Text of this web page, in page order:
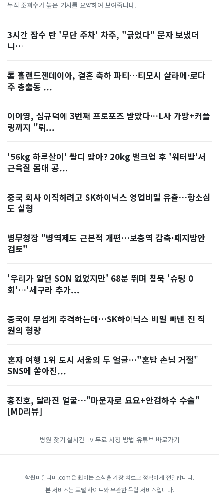
누적 조회수가 높은 기사를 요약하여 보여줍니다.
3시간 잠수 탄 '무단 주차' 차주, "긁었다" 문자 보냈더
니…
톰 홀랜드젠데이아, 결혼 축하 파티…티모시 샬라메·로다
주 총출동 ...
이아영, 심규덕에 3번째 프로포즈 받았다…L사 가방+커플
링까지 "뤼...
'56kg 하루살이' 쌈디 맞아? 20kg 벌크업 후 '워터밤'서
근육질 몸매 공...
중국 회사 이직하려고 SK하이닉스 영업비밀 유출…항소심
도 실형
병무청장 "병역제도 근본적 개편…보충역 감축·폐지방안
검토"
'우리가 알던 SON 없었지만' 68분 뛰며 침묵 '슈팅 0
회'…'세구라 추가...
중국이 무섭게 추격하는데…SK하이닉스 비밀 빼낸 전 직
원의 형량
혼자 여행 1위 도시 서울의 두 얼굴…"혼밥 손님 거절"
SNS에 쏟아진...
홍진호, 달라진 얼굴…"마운자로 요요+안검하수 수술"
[MD리뷰]
병원 찾기 실시간 TV 무료 시청 방법 유튜브 바로가기
학원비알리미.com은 원하는 소식을 가장 빠르고 정확하게 전달합니다.
본 서비스는 포털 사이트와 무관한 독립 서비스입니다.